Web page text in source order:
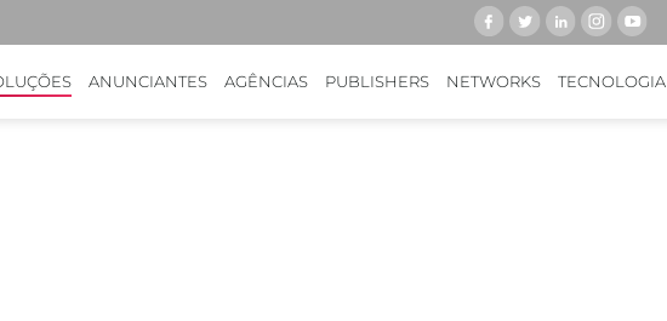
ANUNCIANTES AGÊNCIAS PUBLISHERS NETWORKS TECNOLOGIA